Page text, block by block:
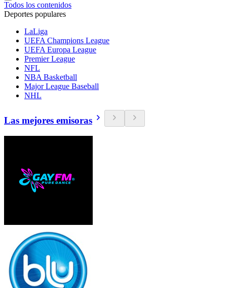
Todos los contenidos
Deportes populares
LaLiga
UEFA Champions League
UEFA Europa League
Premier League
NFL
NBA Basketball
Major League Baseball
NHL
Las mejores emisoras